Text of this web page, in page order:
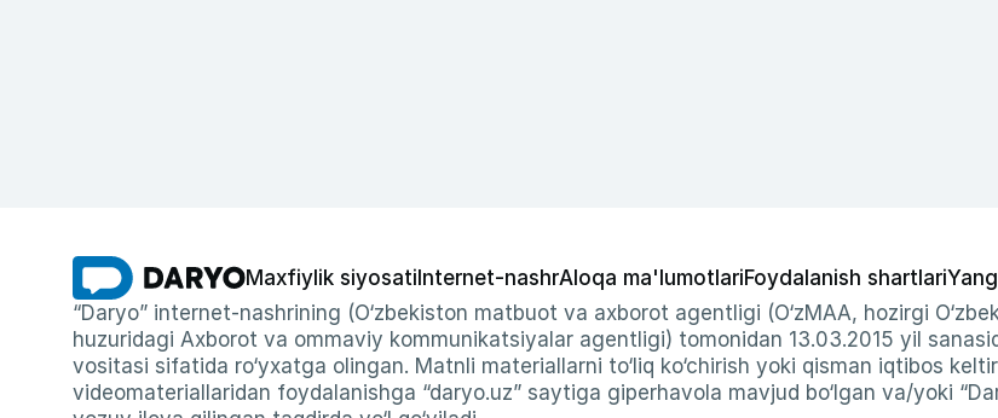
Maxfiylik siyosati Internet-nashrAloqa ma'lumotlariFoydalanish shartlari
“Daryo” internet-nashrining (O‘zbekiston matbuot va axborot agentligi (O‘zMAA, hozirgi
huzuridagi Axborot va ommaviy kommunikatsiyalar agentligi) tomonidan 13.03.2015 yil
vositasi sifatida ro‘yxatga olingan. Matnli materiallarni to‘liq ko‘chirish yoki qisman iqtibos
videomateriallaridan foydalanishga “daryo.uz” saytiga giperhavola mavjud bo‘lgan va/yoki